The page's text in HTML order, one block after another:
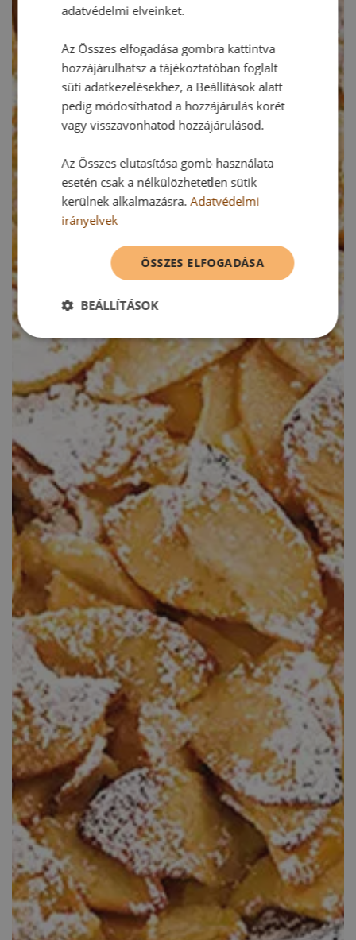
adatvédelmi elveinket.
Az Összes elfogadása gombra kattintva
hozzájárulhatsz a tájékoztatóban foglalt
süti adatkezelésekhez, a Beállítások alatt
pedig módosíthatod a hozzájárulás körét
vagy visszavonhatod hozzájárulásod.
Az Összes elutasítása gomb használata
esetén csak a nélkülözhetetlen sütik
kerülnek alkalmazásra.Adatvédelmi
irányelvek
ÖSSZES ELFOGADÁSA
BEÁLLÍTÁSOK